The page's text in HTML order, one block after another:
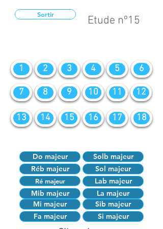
Sortir Etude nº15
1 2 3 4 5 6
7 8 9 10 11 12
13 14 15 16 17 18
Do majeur
Solb majeur
Réb majeur
Sol majeur
Ré majeur
Lab majeur
Mib majeur
Mi majeur
La majeur
Sib majeur
Fa majeur
Si majeur